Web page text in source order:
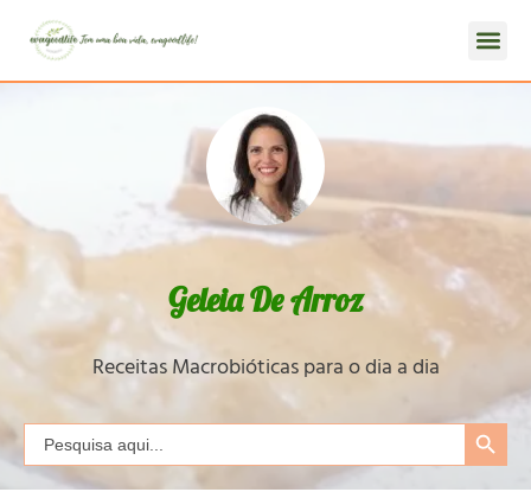
Geleia De Arroz
Receitas Macrobióticas para o dia a dia
Search
for:
Search Button